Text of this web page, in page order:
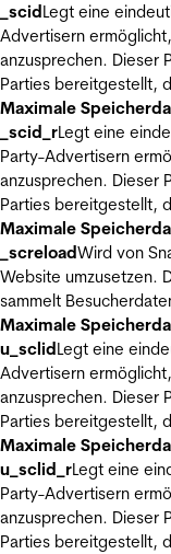
_scidLegt eine
Advertisern
anzusprechen. Dieser
Parties bereitgestellt,
Maximale
_scid_rLegt eine
Party-Advertisern
anzusprechen. Dieser
Parties bereitgestellt,
Maximale
_screloadWird von
Website umzusetzen.
sammelt
Maximale
u_sclidLegt eine
Advertisern
anzusprechen. Dieser
Parties bereitgestellt,
Maximale
u_sclid_rLegt eine
Party-Advertisern
anzusprechen. Dieser
Parties bereitgestellt,